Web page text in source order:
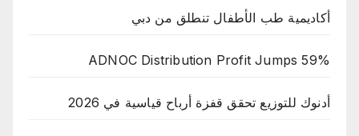
أكاديمية طب الأطفال تنطلق من دبي
ADNOC Distribution Profit Jumps 59%
أدنوك للتوزيع تحقق قفزة أرباح قياسية في 2026